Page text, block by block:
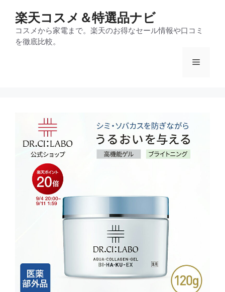
楽天コスメ＆特選品ナビ
コスメから家電まで。楽天のお得なセール情報や口コミ
を徹底比較。
メ